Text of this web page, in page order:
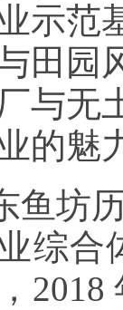
示范
田园
与无
的魅
鱼坊
综合
2018